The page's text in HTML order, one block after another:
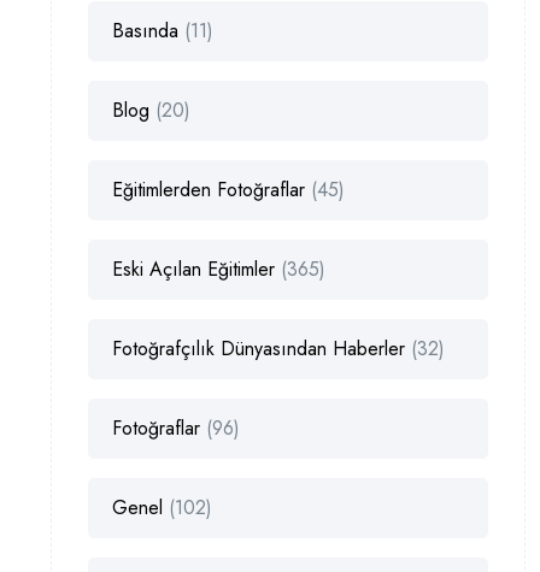
Basında (11)
Blog (20)
Eğitimlerden Fotoğraflar (45)
Eski Açılan Eğitimler (365)
Fotoğrafçılık Dünyasından Haberler (32)
Fotoğraflar (96)
Genel (102)